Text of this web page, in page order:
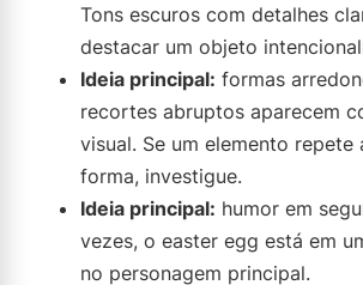
Tons escuros com detalhes
destacar um objeto
Ideia principal: formas
recortes abruptos aparecem
visual. Se um elemento repete
forma, investigue.
Ideia principal: humor em
vezes, o easter egg está em
no personagem principal.